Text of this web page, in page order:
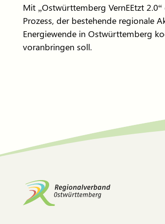
Mit „Ostwürttemberg VernEEtzt
Prozess, der bestehende regionale
Energiewende in Ostwürttemberg
voranbringen soll.